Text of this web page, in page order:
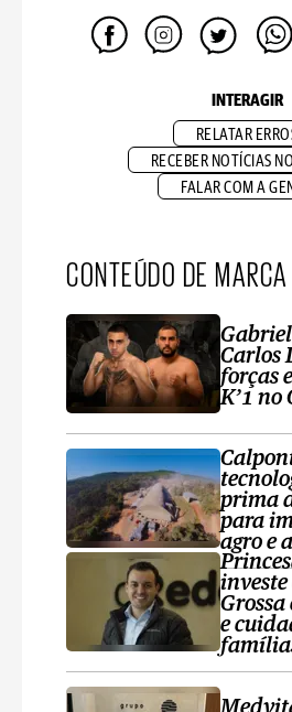
INTERAGIR
RELATAR
RECEBER NOTÍCIAS
FALAR COM A
CONTEÚDO DE MARCA
Carlos
forças
K’1 no
prima
para
agro e
investe
e